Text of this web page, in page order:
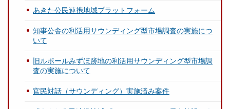
あきた公民連携地域プラットフォーム
知事公舎の利活用サウンディング型市場調査の実施につ
いて
旧ルポールみずほ跡地の利活用サウンディング型市場調
査の実施について
官民対話（サウンディング）実施済み案件